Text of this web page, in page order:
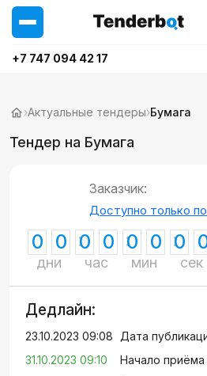
+7 747 094 42 17
›Актуальные тендеры›Бумага
Тендер на Бумага
Заказчик:
Доступно только
0 0
дни
0 0
час
0 0
мин
0
сек
Дедлайн:
23.10.2023 09:08
Дата
31.10.2023 09:10
Начало приёма